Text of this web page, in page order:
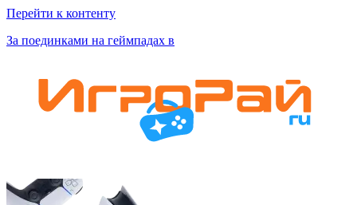
Перейти к контенту
За поединками на геймпадах в